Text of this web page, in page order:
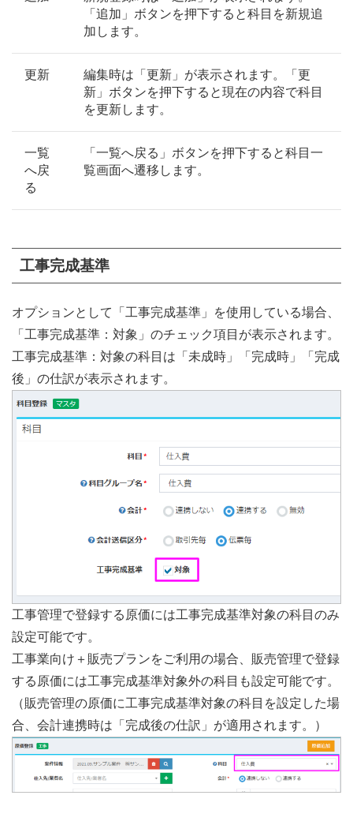
「追加」ボタンを押下すると科目を新規追
加します。
更新
編集時は「更新」が表示されます。「更
新」ボタンを押下すると現在の内容で科目
を更新します。
一覧
へ戻
る
「一覧へ戻る」ボタンを押下すると科目一
覧画面へ遷移します。
工事完成基準
オプションとして「工事完成基準」を使用している場合、
「工事完成基準：対象」のチェック項目が表示されます。
工事完成基準：対象の科目は「未成時」「完成時」「完成
後」の仕訳が表示されます。
工事管理で登録する原価には工事完成基準対象の科目のみ
設定可能です。
工事業向け＋販売プランをご利用の場合、販売管理で登録
する原価には工事完成基準対象外の科目も設定可能です。
（販売管理の原価に工事完成基準対象の科目を設定した場
合、会計連携時は「完成後の仕訳」が適用されます。）